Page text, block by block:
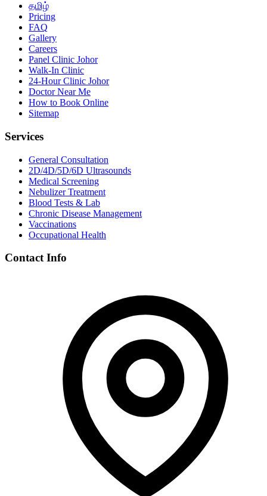
தமிழ்
Pricing
FAQ
Gallery
Careers
Panel Clinic Johor
Walk-In Clinic
24-Hour Clinic Johor
Doctor Near Me
How to Book Online
Sitemap
Services
General Consultation
2D/4D/5D/6D Ultrasounds
Medical Screening
Nebulizer Treatment
Blood Tests & Lab
Chronic Disease Management
Vaccinations
Occupational Health
Contact Info